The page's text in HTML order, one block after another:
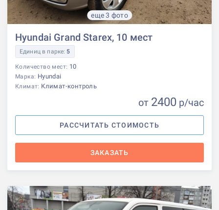
еще 3 фото
Hyundai Grand Starex, 10 мест
Единиц в парке: 5
Количество мест: 10
Марка: Hyundai
Климат: Климат-контроль
от 2400 р/час
РАССЧИТАТЬ СТОИМОСТЬ
ЗАКАЗАТЬ